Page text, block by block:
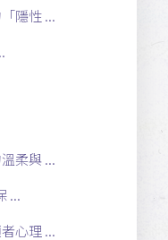
隱性 ...
柔與 ...
...
心理 ...